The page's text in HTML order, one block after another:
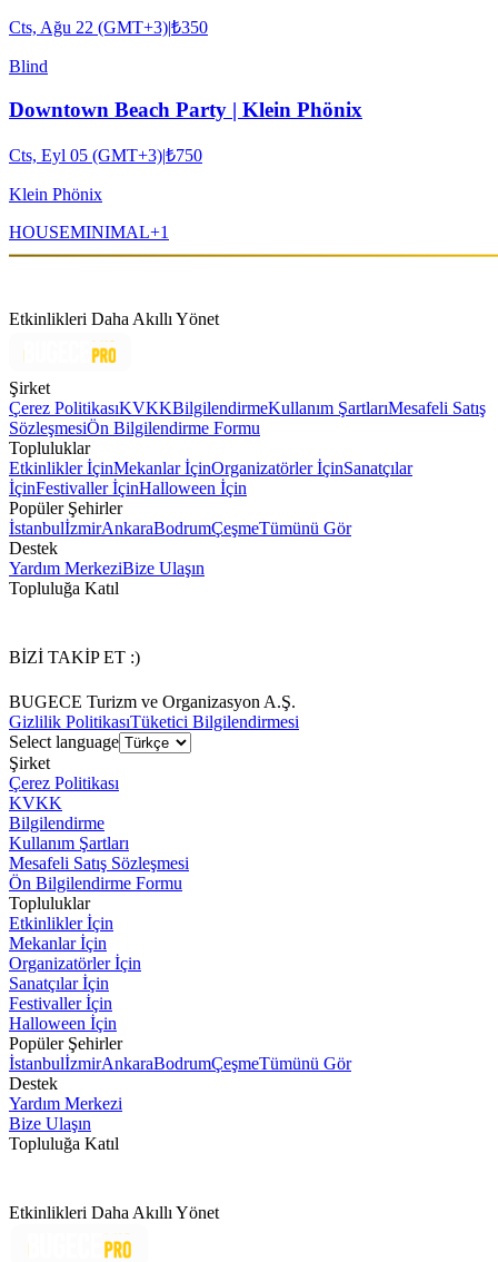
Cts, Ağu 22 (GMT+3)|₺350
Blind
Downtown Beach Party | Klein Phönix
Cts, Eyl 05 (GMT+3)|₺750
Klein Phönix
HOUSEMINIMAL+1
Etkinlikleri Daha Akıllı Yönet
Şirket
Çerez PolitikasıKVKKBilgilendirmeKullanım ŞartlarıMesafeli Satış
SözleşmesiÖn Bilgilendirme Formu
Topluluklar
Etkinlikler İçinMekanlar İçinOrganizatörler İçinSanatçılar
İçinFestivaller İçinHalloween İçin
Popüler Şehirler
İstanbulİzmirAnkaraBodrumÇeşmeTümünü Gör
Destek
Yardım MerkeziBize Ulaşın
Topluluğa Katıl
BİZİ TAKİP ET :)
BUGECE Turizm ve Organizasyon A.Ş.
Gizlilik PolitikasıTüketici Bilgilendirmesi
Select language
Şirket
Çerez Politikası
KVKK
Bilgilendirme
Kullanım Şartları
Mesafeli Satış Sözleşmesi
Ön Bilgilendirme Formu
Topluluklar
Etkinlikler İçin
Mekanlar İçin
Organizatörler İçin
Sanatçılar İçin
Festivaller İçin
Halloween İçin
Popüler Şehirler
İstanbulİzmirAnkaraBodrumÇeşmeTümünü Gör
Destek
Yardım Merkezi
Bize Ulaşın
Topluluğa Katıl
Etkinlikleri Daha Akıllı Yönet